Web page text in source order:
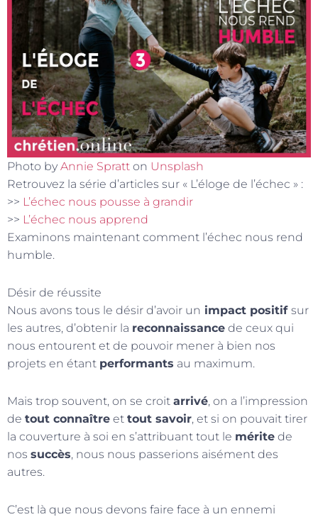
Photo by Annie Spratt on Unsplash
Retrouvez la série d’articles sur « L’éloge de l’échec » :
>> L’échec nous pousse à grandir
>> L’échec nous apprend
Examinons maintenant comment l’échec nous rend
humble.
Désir de réussite
Nous avons tous le désir d’avoir un impact positif sur
les autres, d’obtenir la reconnaissance de ceux qui
nous entourent et de pouvoir mener à bien nos
projets en étant performants au maximum.
Mais trop souvent, on se croit arrivé, on a l’impression
de tout connaître et tout savoir, et si on pouvait tirer
la couverture à soi en s’attribuant tout le mérite de
nos succès, nous nous passerions aisément des
autres.
C’est là que nous devons faire face à un ennemi